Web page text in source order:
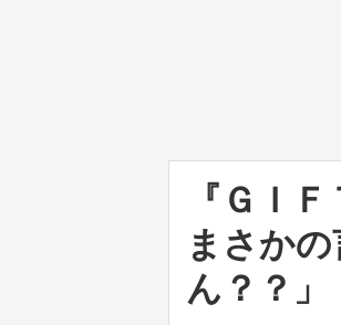
『ＧＩ
まさか
ん？？」